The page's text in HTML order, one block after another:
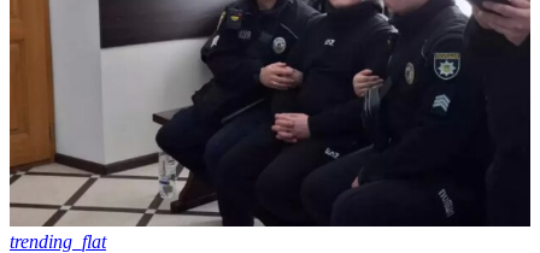
trending_flat